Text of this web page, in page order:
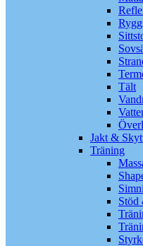
Tält
Jakt &
Träning
Stöd